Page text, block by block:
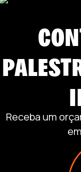
nova equação
redefinindo a
Receba um